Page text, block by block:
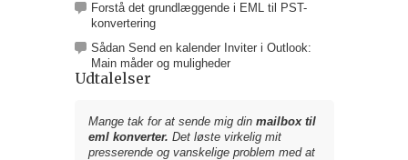
Forstå det grundlæggende i EML til PST-
konvertering
Sådan Send en kalender Inviter i Outlook:
Main måder og muligheder
Udtalelser
Mange tak for at sende mig din mailbox til
eml konverter. Det løste virkelig mit
presserende og vanskelige problem med at